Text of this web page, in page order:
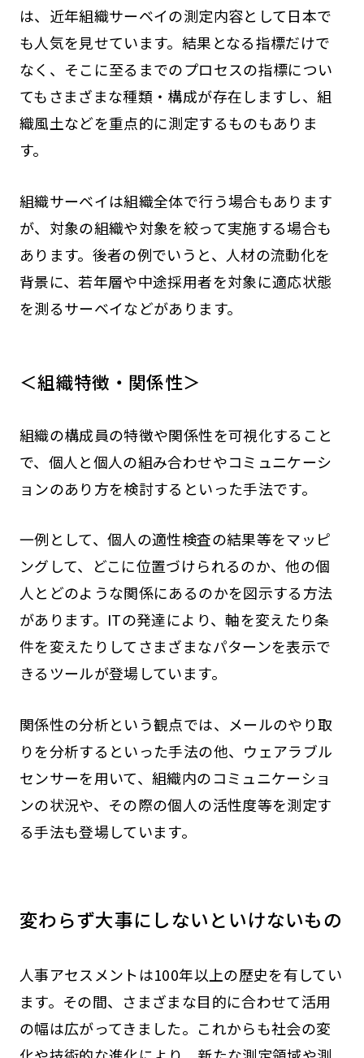
は、近年組織サーベイの測定内容として日本で
も人気を見せています。結果となる指標だけで
なく、そこに至るまでのプロセスの指標につい
てもさまざまな種類・構成が存在しますし、組
織風土などを重点的に測定するものもありま
す。
組織サーベイは組織全体で行う場合もあります
が、対象の組織や対象を絞って実施する場合も
あります。後者の例でいうと、人材の流動化を
背景に、若年層や中途採用者を対象に適応状態
を測るサーベイなどがあります。
＜組織特徴・関係性＞
組織の構成員の特徴や関係性を可視化すること
で、個人と個人の組み合わせやコミュニケーシ
ョンのあり方を検討するといった手法です。
一例として、個人の適性検査の結果等をマッピ
ングして、どこに位置づけられるのか、他の個
人とどのような関係にあるのかを図示する方法
があります。ITの発達により、軸を変えたり条
件を変えたりしてさまざまなパターンを表示で
きるツールが登場しています。
関係性の分析という観点では、メールのやり取
りを分析するといった手法の他、ウェアラブル
センサーを用いて、組織内のコミュニケーショ
ンの状況や、その際の個人の活性度等を測定す
る手法も登場しています。
変わらず大事にしないといけないもの
人事アセスメントは100年以上の歴史を有してい
ます。その間、さまざまな目的に合わせて活用
の幅は広がってきました。これからも社会の変